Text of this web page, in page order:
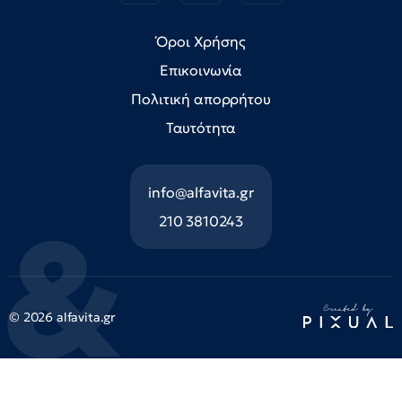
Όροι Χρήσης
Επικοινωνία
Πολιτική απορρήτου
Ταυτότητα
info@alfavita.gr
210 3810243
© 2026 alfavita.gr